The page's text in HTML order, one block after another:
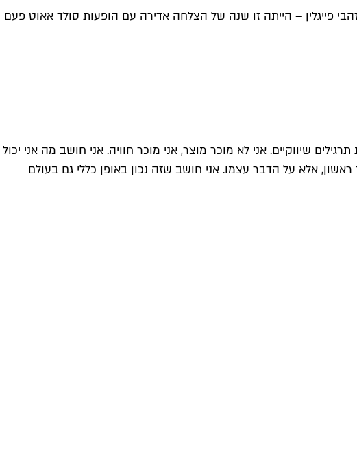
פייגלין – הייתה זו שנה של הצלחה אדירה עם הופעות סולד אאוט פעם
שיווקיים. אני לא מוכר מוצר, אני מוכר חוויה. אני חושב מה אני יכול
אלא על הדבר עצמו. אני חושב שזה נכון באופן כללי גם בעולם